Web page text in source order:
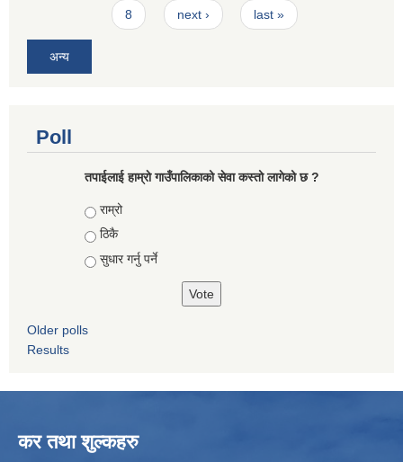
8 next › last »
अन्य
Poll
तपाईलाई हाम्राे गाउँपालिकाको सेवा कस्तो लागेको छ ?
Choices
राम्रो
ठिकै
सुधार गर्नु पर्ने
Older polls
Results
कर तथा शुल्कहरु